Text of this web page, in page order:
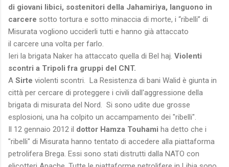
di giovani libici, sostenitori della Jahamiriya, languono in
carcere sotto tortura e sotto minaccia di morte, i “ribelli” di
Misurata vogliono ucciderli tutti e hanno già attaccato
il carcere una volta per farlo.
Ieri la brigata Naker ha attaccato quella di Bel haj. Violenti
scontri a Tripoli fra gruppi del CNT.
A Sirte violenti scontri. La Resistenza di bani Walid è giunta in
città per cercare di proteggere i civili dall'aggressione della
brigata di misurata del Nord. Si sono udite due grosse
esplosioni, una ha colpito un accampamento dei "ribelli".
Il 12 gennaio 2012 il dottor Hamza Touhami ha detto che i
"ribelli" di Misurata hanno tentato di accedere alla piattaforma
petrolifera Brega. Essi sono stati distrutti dalla NATO con